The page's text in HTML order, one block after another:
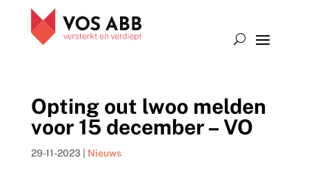
Opting out lwoo melden
voor 15 december – VO
29-11-2023| Nieuws